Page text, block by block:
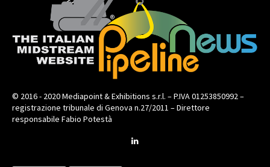
© 2016 - 2020 Mediapoint & Exhibitions s.r.l. – P.IVA 01253850992 –
registrazione tribunale di Genova n.27/2011 – Direttore
responsabile Fabio Potestà